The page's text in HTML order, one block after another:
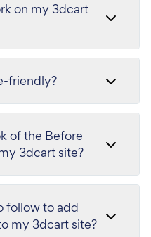
on my 3dcart
friendly?
of the Before
3dcart site?
follow to add
my 3dcart site?